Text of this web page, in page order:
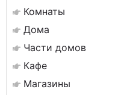
Комнаты
Дома
Части домов
Кафе
Магазины